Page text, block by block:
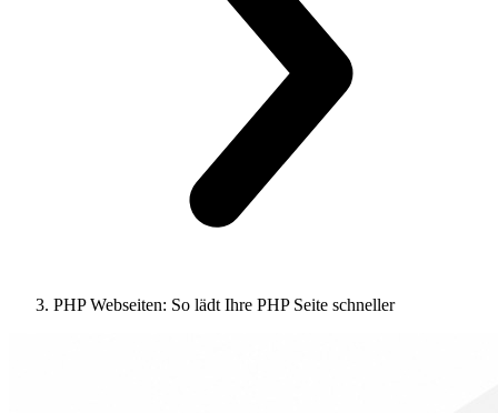
PHP Webseiten: So lädt Ihre PHP Seite schneller